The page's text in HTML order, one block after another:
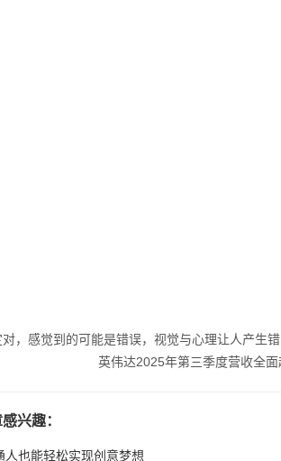
，感觉到的可能是错误，视觉与心理让人产生错
英伟达2025年第三季度营收全
兴趣：
也能轻松实现创意梦想